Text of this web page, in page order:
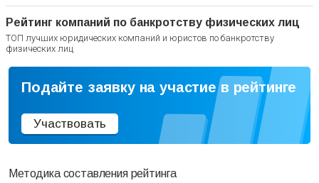
Рейтинг компаний по банкротству физических лиц
ТОП лучших юридических компаний и юристов по банкротству
физических лиц
Подайте заявку на участие в рейтинге
Участвовать
Методика составления рейтинга